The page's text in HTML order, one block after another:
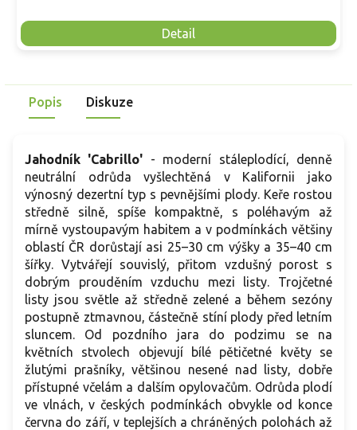
Detail
Popis Diskuze
Jahodník 'Cabrillo' - moderní stáleplodící, denně
neutrální odrůda vyšlechtěná v Kalifornii jako
výnosný dezertní typ s pevnějšími plody. Keře rostou
středně silně, spíše kompaktně, s poléhavým až
mírně vystoupavým habitem a v podmínkách většiny
oblastí ČR dorůstají asi 25–30 cm výšky a 35–40 cm
šířky. Vytvářejí souvislý, přitom vzdušný porost s
dobrým prouděním vzduchu mezi listy. Trojčetné
listy jsou světle až středně zelené a během sezóny
postupně ztmavnou, částečně stíní plody před letním
sluncem. Od pozdního jara do podzimu se na
květních stvolech objevují bílé pětičetné květy se
žlutými prašníky, většinou nesené nad listy, dobře
přístupné včelám a dalším opylovačům. Odrůda plodí
ve vlnách, v českých podmínkách obvykle od konce
června do září, v teplejších a chráněných polohách až